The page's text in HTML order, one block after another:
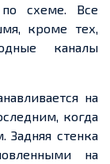
схеме. Все
кроме тех,
каналы
на
когда
Задняя стенка
на